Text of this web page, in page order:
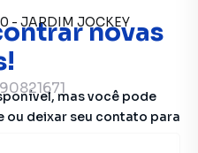
novas
mas você pode
ou deixar seu contato para
0 - JARDIM JOCKEY